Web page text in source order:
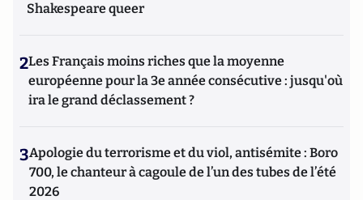
Shakespeare queer
2Les Français moins riches que la moyenne
européenne pour la 3e année consécutive : jusqu'où
ira le grand déclassement ?
3Apologie du terrorisme et du viol, antisémite : Boro
700, le chanteur à cagoule de l’un des tubes de l’été
2026